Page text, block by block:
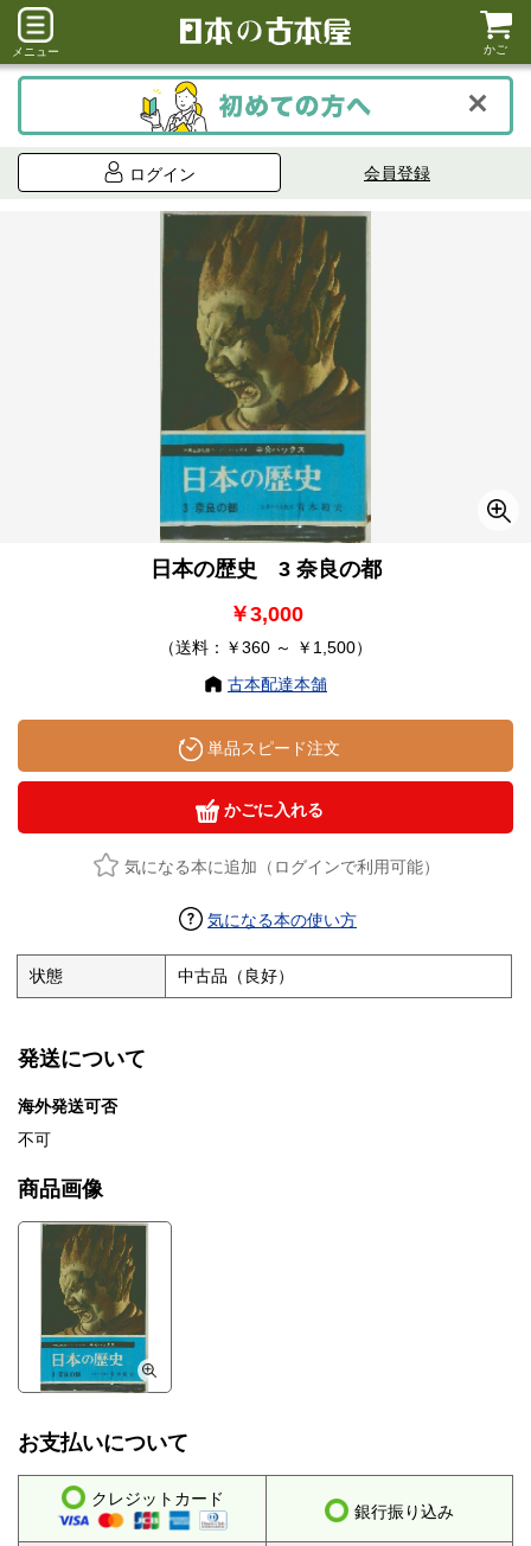
メニュー かご
ログイン 会員登録
日本の歴史 3 奈良の都
￥3,000
（送料：￥360 ～ ￥1,500）
古本配達本舗
単品スピード注文
かごに入れる
気になる本に追加（ログインで利用可能）
気になる本の使い方
状態 中古品（良好）
発送について
海外発送可否
不可
商品画像
お支払いについて
クレジットカード
銀行振り込み